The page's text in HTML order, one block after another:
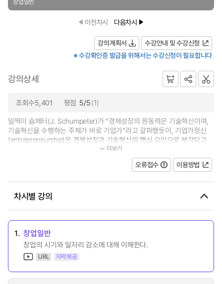
창업일반
이전차시 다음차시
강의계획서
수강안내 및 수강신청
※ 수강확인증 발급을 위해서는 수강신청이 필요합니다
강의상세
조회수5,401 평점 5/5(1)
일찍이 슘페터(J. Schumpeter)가 “경제성장의 원동력은 기술혁신이며,
기술혁신을 수행하는 주체가 바로 기업가”라고 갈파했듯이, 기업가정신
(entrepreneurship)은 경제성장과 기술혁신의 핵심 요인으로 부각되고
있다. 이를 반영하여 우리나라에서도 최근...
더보기
오류접수 이용방법
차시별 강의
1. 창업일반
창업의 시기와 일자리 감소에 대해 이해한다.
URL 자막제공